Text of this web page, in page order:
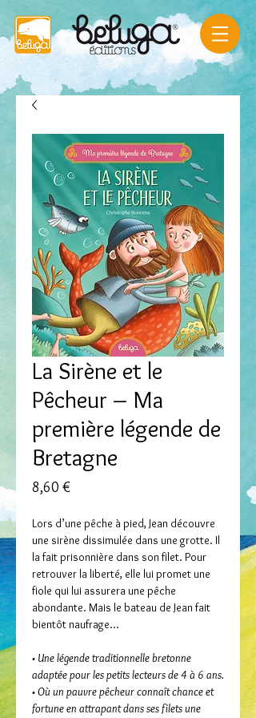
La Sirène et le
Pêcheur – Ma
première légende de
Bretagne
8,60 €Prix
Lors d’une pêche à pied, Jean découvre
une sirène dissimulée dans une grotte. Il
la fait prisonnière dans son filet. Pour
retrouver la liberté, elle lui promet une
fiole qui lui assurera une pêche
abondante. Mais le bateau de Jean fait
bientôt naufrage…
• Une légende traditionnelle bretonne
adaptée pour les petits lecteurs de 4 à 6 ans.
• Où un pauvre pêcheur connaît chance et
fortune en attrapant dans ses filets une